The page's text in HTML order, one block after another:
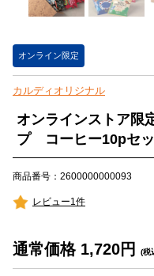
オンライン限定
カルディオリジナル
オンラインストア
プ コーヒー10pセ
商品番号：2600000000093
レビュー1件
通常価格 1,720円 (税